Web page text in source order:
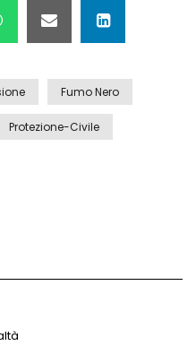
elettrica sotterranea
per un incendio
Fumo Nero
Protezione-Civile